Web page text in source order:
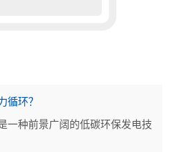
循环？
一种前景广阔的低碳环保发电技